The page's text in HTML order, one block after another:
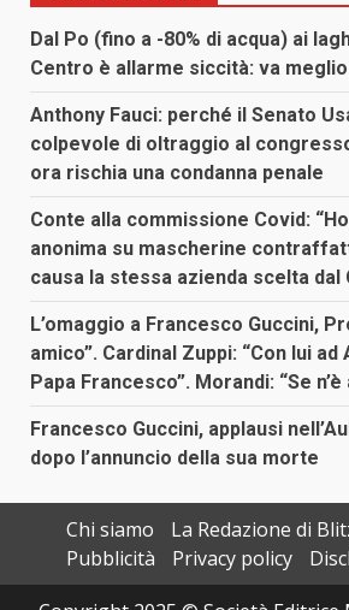
Dal Po (fino a -80% di acqua) ai
Centro è allarme siccità: va meglio
Anthony Fauci: perché il Senato
colpevole di oltraggio al
ora rischia una condanna penale
Conte alla commissione Covid:
anonima su mascherine
causa la stessa azienda scelta dal
L’omaggio a Francesco Guccini,
amico”. Cardinal Zuppi: “Con lui ad
Papa Francesco”. Morandi: “Se
Francesco Guccini, applausi
dopo l’annuncio della sua morte
Chi siamo
La Redazione di
Pubblicità
Privacy policy